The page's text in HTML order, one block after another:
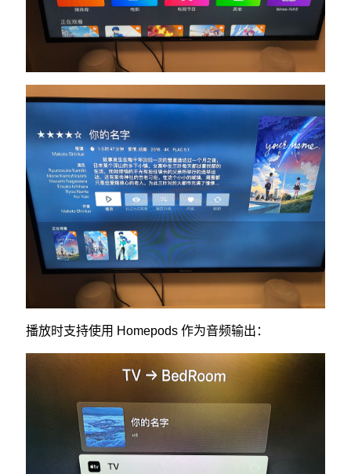
播放时支持使用 Homepods 作为音频输出：